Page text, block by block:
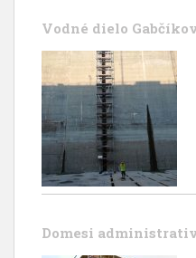
Vodné dielo
Domesi